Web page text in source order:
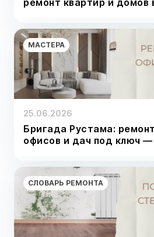
ремонт квартир и домов
МАСТЕРА
25.06.2026
Бригада Рустама:
офисов и дач под ключ —
СЛОВАРЬ РЕМОНТА